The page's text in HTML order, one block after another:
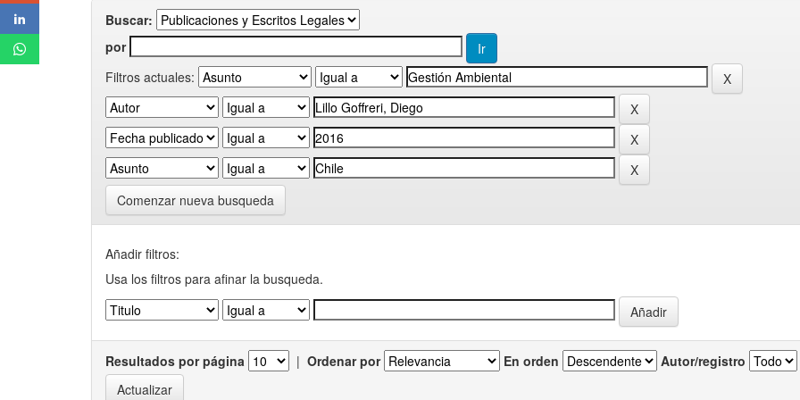
Buscar:
por
Filtros actuales:
Comenzar nueva busqueda
Añadir filtros:
Usa los filtros para afinar la busqueda.
Resultados por página | Ordenar por En orden Autor/registro